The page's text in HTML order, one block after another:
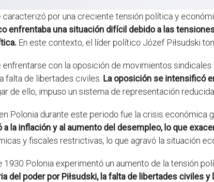
por una creciente tensión política y
enfrentaba una situación difícil debido a las
En este contexto, el líder político Józef Piłsudski
con la oposición de movimientos
falta de libertades civiles. La oposición se intensificó
de ello, impuso un sistema de representación
Polonia durante este periodo fue la crisis económica
la inflación y al aumento del desempleo, lo que
y fiscales restrictivas, lo que agravó la situación
1930 Polonia experimentó un aumento de la tensión
del poder por Piłsudski, la falta de libertades civiles